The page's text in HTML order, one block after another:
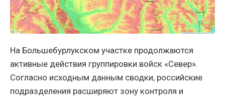
На Большебурлукском участке продолжаются
активные действия группировки войск «Север».
Согласно исходным данным сводки, российские
подразделения расширяют зону контроля и